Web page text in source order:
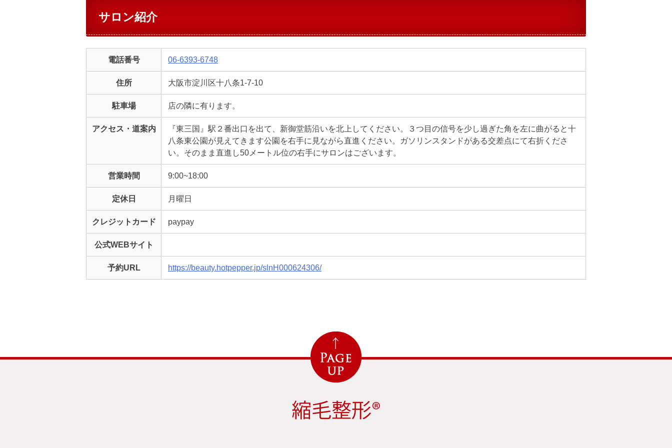
サロン紹介
電話番号 06-6393-6748
住所 大阪市淀川区十八条1-7-10
駐車場 店の隣に有ります。
アクセス・道案内
『東三国』駅２番出口を出て、新御堂筋沿いを北上してください。３つ目の信号を少し過ぎた角を左に曲がると十
八条東公園が見えてきます公園を右手に見ながら直進ください。ガソリンスタンドがある交差点にて右折くださ
い。そのまま直進し50メートル位の右手にサロンはございます。
営業時間 9:00~18:00
定休日 月曜日
クレジットカード paypay
公式WEBサイト
予約URL https://beauty.hotpepper.jp/slnH000624306/